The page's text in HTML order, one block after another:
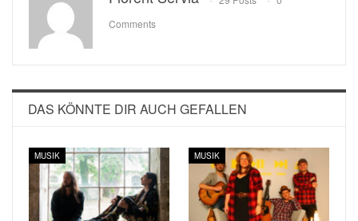
Comments
DAS KÖNNTE DIR AUCH GEFALLEN
MUSIK MUSIK